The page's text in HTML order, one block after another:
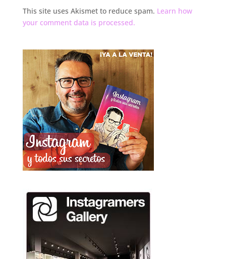
This site uses Akismet to reduce spam. Learn how
your comment data is processed.